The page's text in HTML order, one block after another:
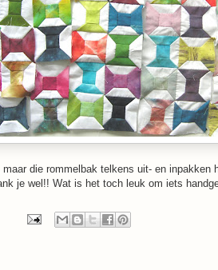
die rommelbak telkens uit- en inpakken
je wel!! Wat is het toch leuk om iets